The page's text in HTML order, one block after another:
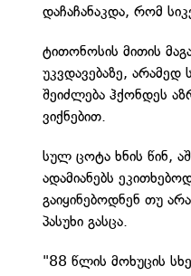
დაჩაჩანაკდა, რომ
ტითონოსის მითის
უკვდავებაზე,
შეიძლება ჰქონდეს
ვიქნებით.
სულ ცოტა ხნის წინ,
ადამიანებს
გაიყინებოდნენ თუ
პასუხი გასცა.
"88 წლის მოხუცის